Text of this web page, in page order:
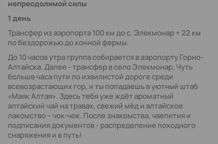
непреодолимой силы
1 день
Трансфер из аэропорта 100 км до с. Элекмонар + 22 км
по бездорожью до конной фермы.
До 10 часов утра группа собирается в аэропорту Горно-
Алтайска. Далее - трансфер в село Элекмонар. Чуть
больше часа пути по извилистой дороге среди
всевозрастающих гор, и ты попадаешь в уютный штаб
«Маяк Алтая». Здесь тебя уже ждёт ароматный
алтайский чай на травах, свежий мёд и алтайское
лакомство – чок-чок. После знакомства, чаепития и
подписания документов - распределение походного
снаряжения и в путь!